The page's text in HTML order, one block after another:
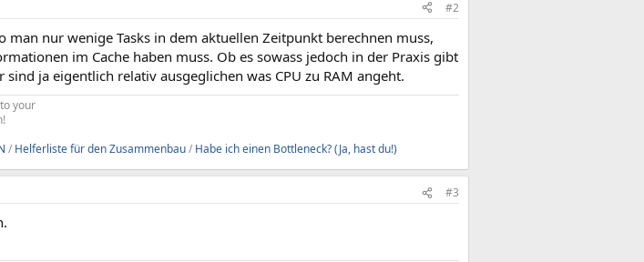
#2
nur wenige Tasks in dem aktuellen Zeitpunkt berechnen muss,
im Cache haben muss. Ob es sowass jedoch in der Praxis gibt
ja eigentlich relativ ausgeglichen was CPU zu RAM angeht.
your
/ Helferliste für den Zusammenbau/ Habe ich einen Bottleneck? (Ja, hast du!)
#3